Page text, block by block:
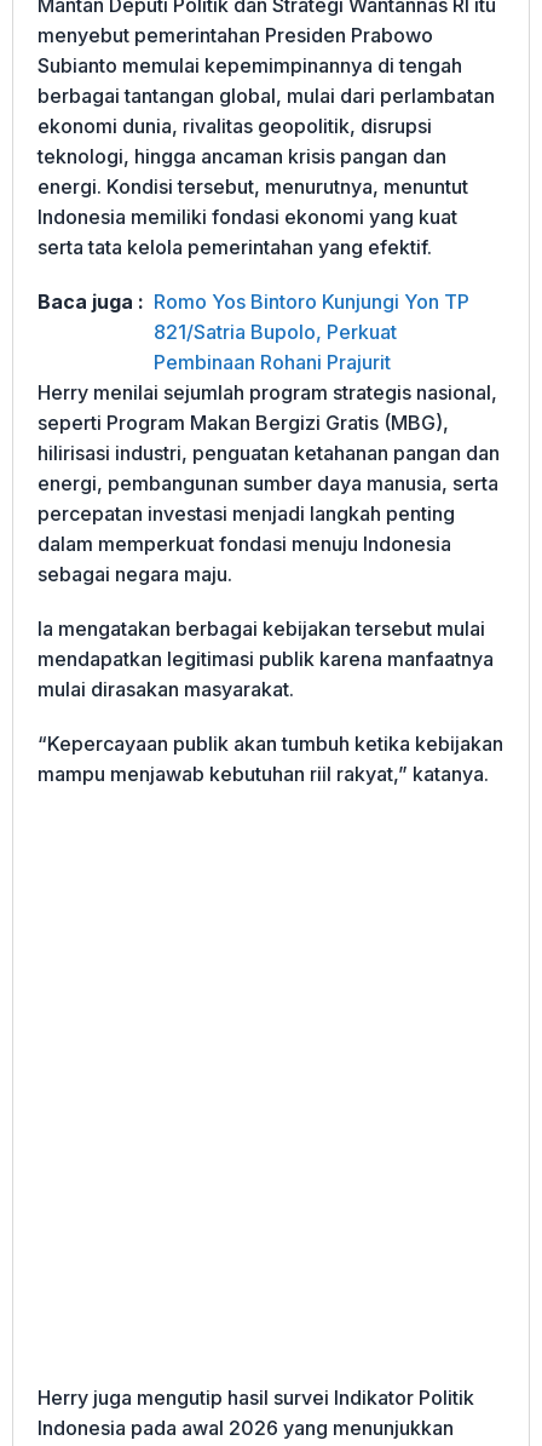
Mantan Deputi Politik dan Strategi Wantannas RI itu
menyebut pemerintahan Presiden Prabowo
Subianto memulai kepemimpinannya di tengah
berbagai tantangan global, mulai dari perlambatan
ekonomi dunia, rivalitas geopolitik, disrupsi
teknologi, hingga ancaman krisis pangan dan
energi. Kondisi tersebut, menurutnya, menuntut
Indonesia memiliki fondasi ekonomi yang kuat
serta tata kelola pemerintahan yang efektif.
Baca juga : Romo Yos Bintoro Kunjungi Yon TP
821/Satria Bupolo, Perkuat
Pembinaan Rohani Prajurit
Herry menilai sejumlah program strategis nasional,
seperti Program Makan Bergizi Gratis (MBG),
hilirisasi industri, penguatan ketahanan pangan dan
energi, pembangunan sumber daya manusia, serta
percepatan investasi menjadi langkah penting
dalam memperkuat fondasi menuju Indonesia
sebagai negara maju.
Ia mengatakan berbagai kebijakan tersebut mulai
mendapatkan legitimasi publik karena manfaatnya
mulai dirasakan masyarakat.
“Kepercayaan publik akan tumbuh ketika kebijakan
mampu menjawab kebutuhan riil rakyat,” katanya.
Herry juga mengutip hasil survei Indikator Politik
Indonesia pada awal 2026 yang menunjukkan